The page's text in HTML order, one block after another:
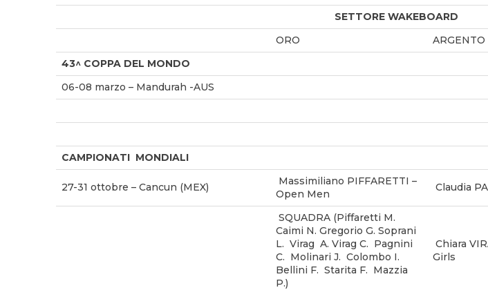
SETTORE WAKEBOARD
ORO
ARGENTO
43^ COPPA DEL MONDO
06-08 marzo – Mandurah -AUS
CAMPIONATI MONDIALI
27-31 ottobre – Cancun (MEX)
Massimiliano PIFFARETTI –
Open Men
Claudia
SQUADRA (Piffaretti M.
Caimi N. Gregorio G. Soprani
L. Virag A. Virag C. Pagnini
C. Molinari J. Colombo I.
Bellini F. Starita F. Mazzia
P.)
Chiara
Girls